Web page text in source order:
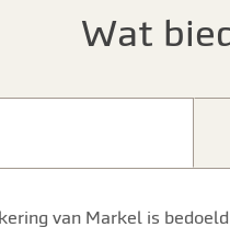
Wat
van Markel is